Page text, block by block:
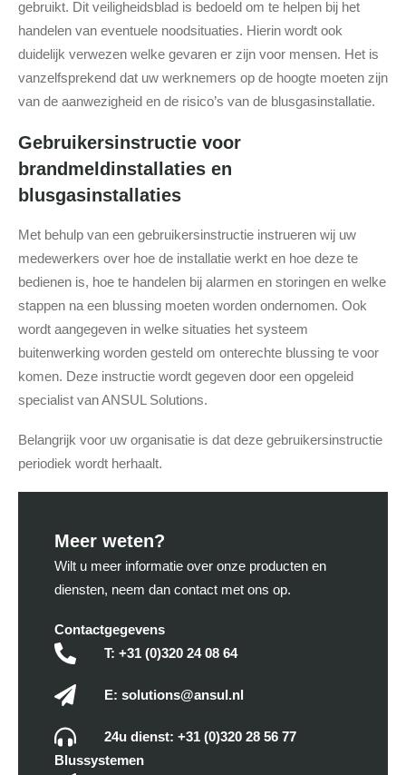
gebruikt. Dit veiligheidsblad is bedoeld om te helpen bij het
handelen van eventuele noodsituaties. Hierin wordt ook
duidelijk verwezen welke gevaren er zijn voor mensen. Het is
vanzelfsprekend dat uw werknemers op de hoogte moeten zijn
van de aanwezigheid en de risico’s van de blusgasinstallatie.
Gebruikersinstructie voor
brandmeldinstallaties en
blusgasinstallaties
Met behulp van een gebruikersinstructie instrueren wij uw
medewerkers over hoe de installatie werkt en hoe deze te
bedienen is, hoe te handelen bij alarmen en storingen en welke
stappen na een blussing moeten worden ondernomen. Ook
wordt aangegeven in welke situaties het systeem
buitenwerking worden gesteld om onterechte blussing te voor
komen. Deze instructie wordt gegeven door een opgeleid
specialist van ANSUL Solutions.
Belangrijk voor uw organisatie is dat deze gebruikersinstructie
periodiek wordt herhaalt.
Meer weten?
Wilt u meer informatie over onze producten en
diensten, neem dan contact met ons op.
Contactgegevens
T: +31 (0)320 24 08 64
E: solutions@ansul.nl
24u dienst: +31 (0)320 28 56 77
Blussystemen